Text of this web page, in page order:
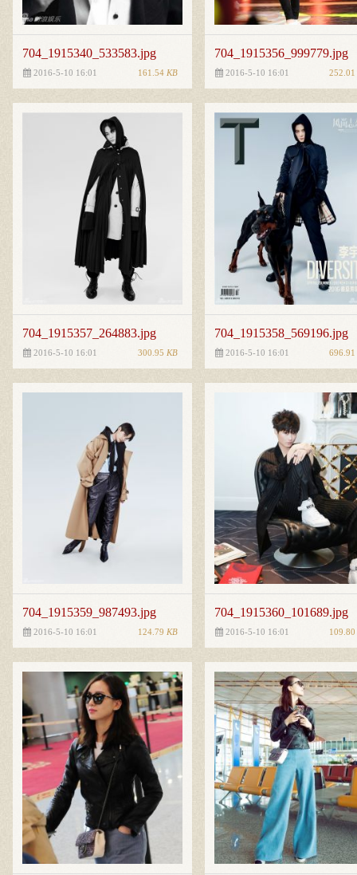
704_1915340_533583.jpg
2016-5-10 16:01 161.54 KB
704_1915356_999779.jpg
2016-5-10 16:01 252.01
704_1915357_264883.jpg
2016-5-10 16:01 300.95 KB
704_1915358_569196.jpg
2016-5-10 16:01 696.91
704_1915359_987493.jpg
2016-5-10 16:01 124.79 KB
704_1915360_101689.jpg
2016-5-10 16:01 109.80